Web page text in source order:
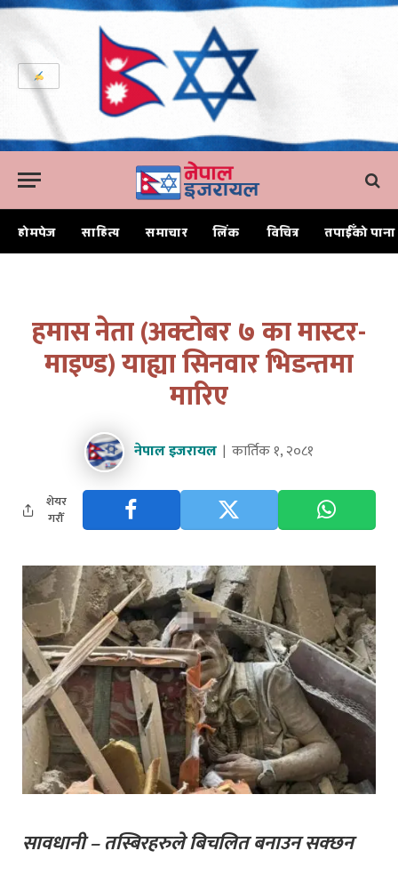
होमपेज साहित्य समाचार लिंक विचित्र तपाईँको पाना
हमास नेता (अक्टोबर ७ का मास्टर-
माइण्ड) याह्या सिनवार भिडन्तमा
मारिए
नेपाल इजरायल कार्तिक १, २०८१
शेयर
गरौँ
सावधानी – तस्बिरहरुले बिचलित बनाउन सक्छन